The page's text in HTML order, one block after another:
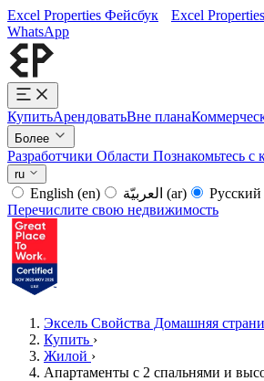
Excel Properties Фейсбук Excel
WhatsApp
КупитьАрендоватьВне плана
Более
Разработчики Области Познакомьтесь с
ru
English (en) (ar) Русский
Перечислите свою недвижимость
Эксель Свойства Домашняя
Купить ›
Жилой ›
Апартаменты с 2 спальнями и